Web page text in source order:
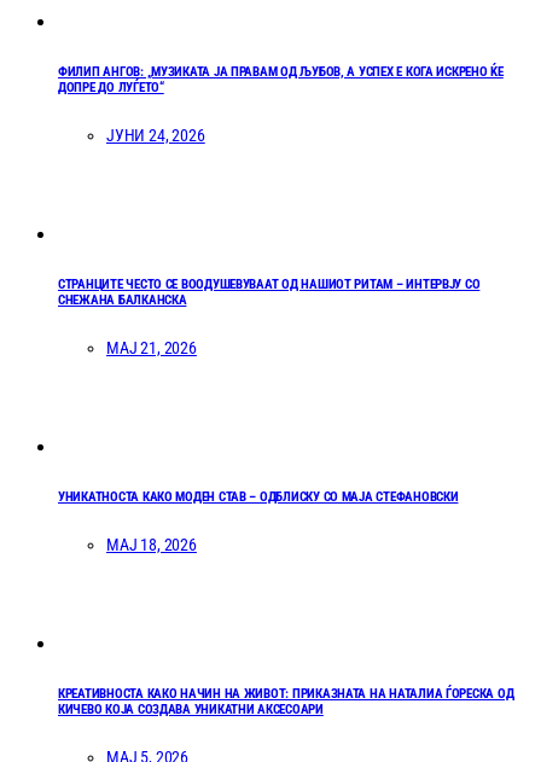
ФИЛИП АНГОВ: „МУЗИКАТА ЈА ПРАВАМ ОД ЉУБОВ, А УСПЕХ Е КОГА ИСКРЕНО ЌЕ
ДОПРЕ ДО ЛУЃЕТО“
ЈУНИ 24, 2026
СТРАНЦИТЕ ЧЕСТО СЕ ВООДУШЕВУВААТ ОД НАШИОТ РИТАМ – ИНТЕРВЈУ СО
СНЕЖАНА БАЛКАНСКА
МАЈ 21, 2026
УНИКАТНОСТА КАКО МОДЕН СТАВ – ОДБЛИСКУ СО МАЈА СТЕФАНОВСКИ
МАЈ 18, 2026
КРЕАТИВНОСТА КАКО НАЧИН НА ЖИВОТ: ПРИКАЗНАТА НА НАТАЛИА ЃОРЕСКА ОД
КИЧЕВО КОЈА СОЗДАВА УНИКАТНИ АКСЕСОАРИ
МАЈ 5, 2026